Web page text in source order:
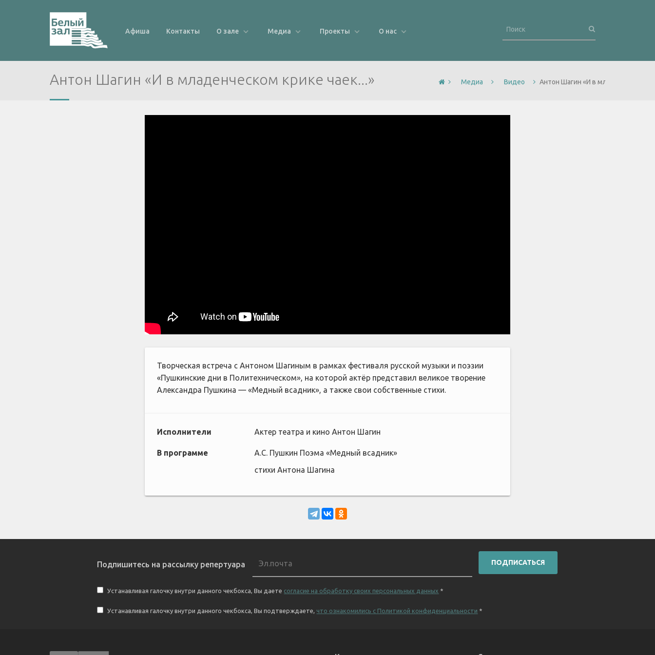
Афиша Контакты О зале Медиа Проекты О нас
Антон Шагин «И в младенческом крике чаек...» Медиа Видео Антон Шагин «И в младенческом
Творческая встреча с Антоном Шагиным в рамках фестиваля русской музыки и поэзии
«Пушкинские дни в Политехническом», на которой актёр представил великое творение
Александра Пушкина — «Медный всадник», а также свои собственные стихи.
Исполнители Актер театра и кино Антон Шагин
В программе
А.С. Пушкин Поэма «Медный всадник»
стихи Антона Шагина
Подпишитесь на рассылку репертуара ПОДПИСАТЬСЯ
Устанавливая галочку внутри данного чекбокса, Вы даете согласие на обработку своих персональных данных *
Устанавливая галочку внутри данного чекбокса, Вы подтверждаете, что ознакомились с Политикой конфиденциальности *